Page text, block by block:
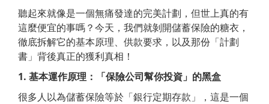
聽起來就像是一個無痛發達的完美計劃，但世上真的有
這麼便宜的事嗎？今天，我們就剝開儲蓄保險的糖衣，
徹底拆解它的基本原理、供款要求，以及那份「計劃
書」背後真正的獲利真相！
1. 基本運作原理：「保險公司幫你投資」的黑盒
很多人以為儲蓄保險等於「銀行定期存款」，這是一個